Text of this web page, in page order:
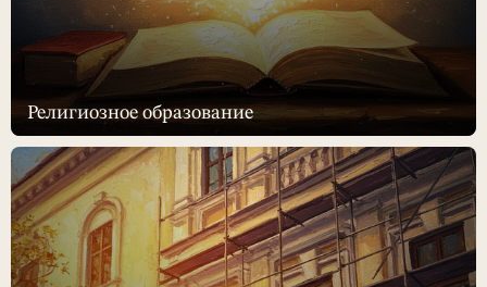
Религиозное образование